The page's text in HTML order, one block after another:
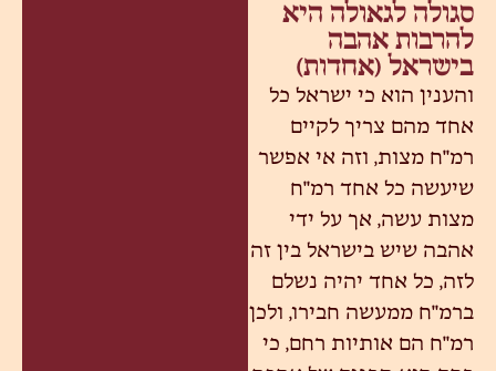
סגולה לגאולה היא
להרבות אהבה
בישראל (אחדות)
והענין הוא כי ישראל כל
אחד מהם צריך לקיים
רמ"ח מצות, וזה אי אפשר
שיעשה כל אחד רמ"ח
מצות עשה, אך על ידי
אהבה שיש בישראל בין זה
לזה, כל אחד יהיה נשלם
ברמ"ח ממעשה חבירו, ולכן
רמ"ח הם אותיות רחם, כי